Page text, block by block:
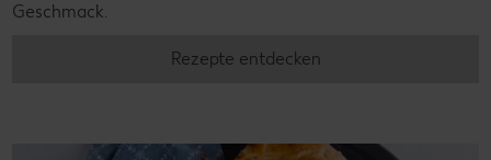
Geschmack.
Rezepte entdecken